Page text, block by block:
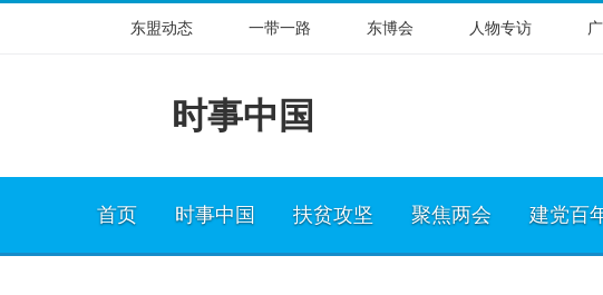
东盟动态 一带一路 东博会 人物专访
时事中国
首页 时事中国 扶贫攻坚 聚焦两会 建党百